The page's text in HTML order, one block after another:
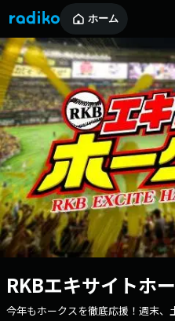
ホーム
RKBエキサイトホ
今年もホークスを徹底応援！週末、